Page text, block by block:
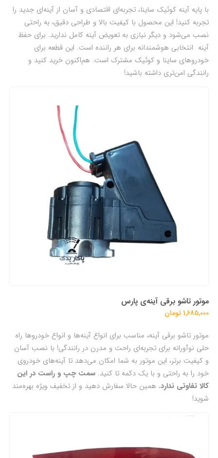
با پایه آینه کوئیک ساینا، تجربه‌ای اقتصادی و آسان از آینه‌ای جدید را
تجربه کنید! این محصول با کیفیت بالا و طراحی دقیق، به راحتی
نصب می‌شود و دیگر نیازی به تعویض آینه کامل ندارید. برای حفظ
آینه انتخابی هوشمندانه برای هر راننده است. این قطعه برای
خودرو‌های ساینا و کوئیک مشترک است. هم‌اکنون خرید کنید و
رانندگی امن‌تری داشته باشید!
موتور تاشو برقی آینه‌ی پارس
1,685,000 تومان
موتور تاشو برقی آینه‌، مناسب برای انواع آینه‌ها و انواع خودروها راه
حلی نوآورانه برای تجربه‌ای راحت و مدرن در رانندگی! با نصب آسان
و کیفیت برتر، این موتور به شما امکان می‌دهد تا آینه‌های خودروی
خود را به راحتی و با یک دکمه تا کنید. سمت چپ و راست در این
کالا تفاوتی ندارد. همین حالا سفارش دهید و از تخفیف ویژه بهره‌مند
شوید!